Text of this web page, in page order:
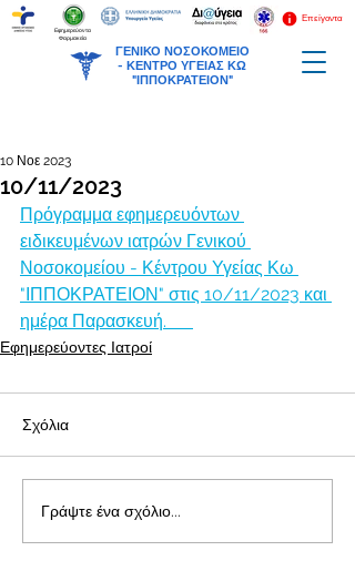
ΓΕΝΙΚΟ ΝΟΣΟΚΟΜΕΙΟ
- ΚΕΝΤΡΟ ΥΓΕΙΑΣ ΚΩ
"ΙΠΠΟΚΡΑΤΕΙΟΝ"
Επείγοντα
Εφημερεύοντα
Φαρμακεία
10/11/2023
10 Νοε 2023
Πρόγραμμα εφημερευόντων
ειδικευμένων ιατρών Γενικού
Νοσοκομείου - Κέντρου Υγείας Κω
"ΙΠΠΟΚΡΑΤΕΙΟΝ" στις 10/11/2023 και
ημέρα Παρασκευή.
Εφημερεύοντες Ιατροί
Σχόλια
Γράψτε ένα σχόλιο...